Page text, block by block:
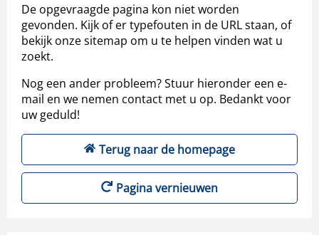
De opgevraagde pagina kon niet worden
gevonden. Kijk of er typefouten in de URL staan, of
bekijk onze sitemap om u te helpen vinden wat u
zoekt.
Nog een ander probleem? Stuur hieronder een e-
mail en we nemen contact met u op. Bedankt voor
uw geduld!
Terug naar de homepage
Pagina vernieuwen